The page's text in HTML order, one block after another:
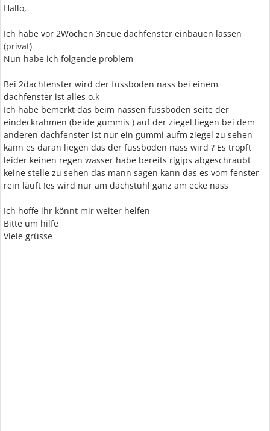
Hallo,
Ich habe vor 2Wochen 3neue dachfenster einbauen lassen
(privat)
Nun habe ich folgende problem
Bei 2dachfenster wird der fussboden nass bei einem
dachfenster ist alles o.k
Ich habe bemerkt das beim nassen fussboden seite der
eindeckrahmen (beide gummis ) auf der ziegel liegen bei dem
anderen dachfenster ist nur ein gummi aufm ziegel zu sehen
kann es daran liegen das der fussboden nass wird ? Es tropft
leider keinen regen wasser habe bereits rigips abgeschraubt
keine stelle zu sehen das mann sagen kann das es vom fenster
rein läuft !es wird nur am dachstuhl ganz am ecke nass
Ich hoffe ihr könnt mir weiter helfen
Bitte um hilfe
Viele grüsse